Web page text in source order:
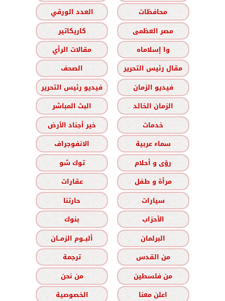
محافظات
العدد الورقي
مصر العظمى
كاريكاتير
وا إسلاماه
مقالات الرأي
مقال رئيس التحرير
الصحف
فيديو الزمان
فيديو رئيس التحرير
الزمان الخالد
البث المباشر
خدمات
خير أجناد الأرض
سماء عربية
الانفوجراف
رؤى و أحلام
توك شو
مرأة و طفل
عقارات
سيارات
حارتنا
الأحزاب
بنوك
البرلمان
ألبــوم الزمــان
من القدس
ترجمة
من فلسطين
من نحن
اعلن معنا
الخصوصية